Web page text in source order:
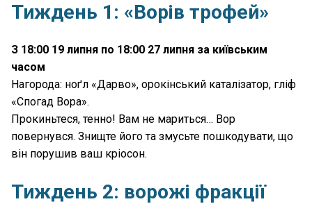
Тиждень 1: «Ворів трофей»
З 18:00 19 липня по 18:00 27 липня за київським
часом
Нагорода: ноґл «Дарво», орокінський каталізатор, гліф
«Спогад Вора».
Прокиньтеся, тенно! Вам не мариться… Вор
повернувся. Знищте його та змусьте пошкодувати, що
він порушив ваш кріосон.
Тиждень 2: ворожі фракції